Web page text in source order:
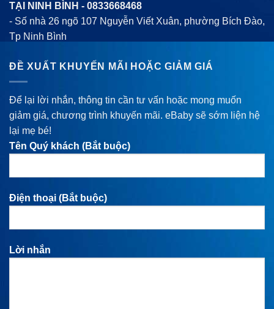
TẠI NINH BÌNH - 0833668468
- Số nhà 26 ngõ 107 Nguyễn Viết Xuân, phường Bích Đào,
Tp Ninh Bình
ĐỀ XUẤT KHUYẾN MÃI HOẶC GIẢM GIÁ
Để lại lời nhắn, thông tin cần tư vấn hoặc mong muốn
giảm giá, chương trình khuyến mãi. eBaby sẽ sớm liện hệ
lại mẹ bé!
Tên Quý khách (Bắt buộc)
Điện thoại (Bắt buộc)
Lời nhắn